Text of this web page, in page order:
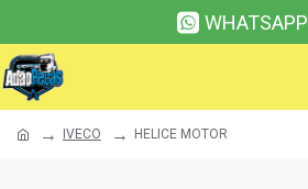
WHATSAPP
IVECO HELICE MOTOR